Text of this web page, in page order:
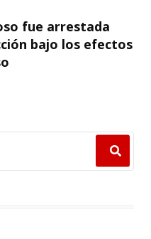
fue arrestada
bajo los efectos